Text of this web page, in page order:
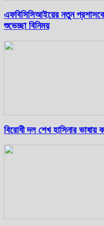
এফবিসিসিআইয়ের নতুন
শুভেচ্ছা বিনিময়
বিরোধী দল শেখ হাসিনার ভাষায়